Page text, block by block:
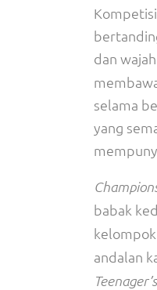
dan
selama
yang
babak
andalan